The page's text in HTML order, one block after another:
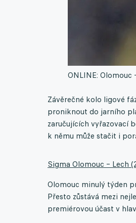
ONLINE: Olomouc
Závěrečné kolo ligové
proniknout do jarního
zaručujících vyřazovací
k němu může stačit i
Sigma Olomouc – Lech
Olomouc minulý týden
Přesto zůstává mezi
premiérovou účast v